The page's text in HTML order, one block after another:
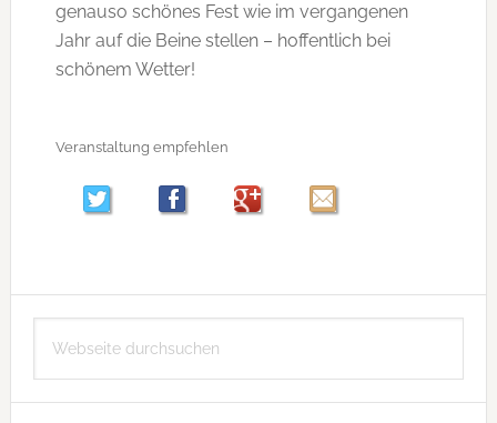
genauso schönes Fest wie im vergangenen
Jahr auf die Beine stellen – hoffentlich bei
schönem Wetter!
Veranstaltung empfehlen
Seitenspalte
durchsuchen